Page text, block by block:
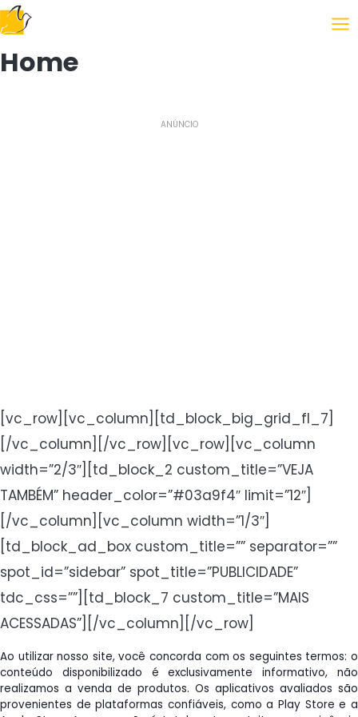
Following the Gospel
Home
ANÚNCIO
[vc_row][vc_column][td_block_big_grid_fl_7]
[/vc_column][/vc_row][vc_row][vc_column
width=”2/3″][td_block_2 custom_title=”VEJA
TAMBÉM” header_color=”#03a9f4″ limit=”12″]
[/vc_column][vc_column width=”1/3″]
[td_block_ad_box custom_title=”” separator=””
spot_id=”sidebar” spot_title=”PUBLICIDADE”
tdc_css=””][td_block_7 custom_title=”MAIS
ACESSADAS”][/vc_column][/vc_row]
Ao utilizar nosso site, você concorda com os seguintes termos: o
conteúdo disponibilizado é exclusivamente informativo, não
realizamos a venda de produtos. Os aplicativos avaliados são
provenientes de plataformas confiáveis, como a Play Store e a